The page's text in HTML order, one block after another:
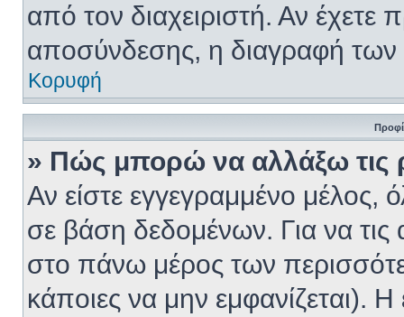
από τον διαχειριστή. Αν
αποσύνδεσης, η διαγραφή
Κορυφή
» Πώς μπορώ να αλλάξω τις
Αν είστε εγγεγραμμένο μέλος,
σε βάση δεδομένων. Για να τις
στο πάνω μέρος των
κάποιες να μην εμφανίζεται).